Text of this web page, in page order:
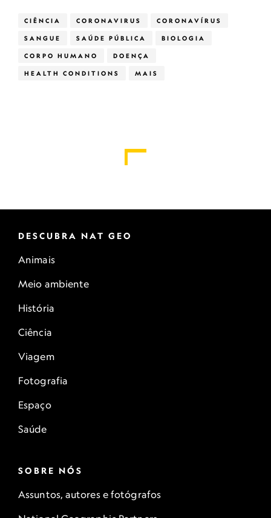
CIÊNCIA CORONAVIRUS CORONAVÍRUS
SANGUE SAÚDE PÚBLICA BIOLOGIA
CORPO HUMANO DOENÇA
HEALTH CONDITIONS MAIS
DESCUBRA NAT GEO
Animais
Meio ambiente
História
Ciência
Viagem
Fotografia
Espaço
Saúde
SOBRE NÓS
Assuntos, autores e fotógrafos